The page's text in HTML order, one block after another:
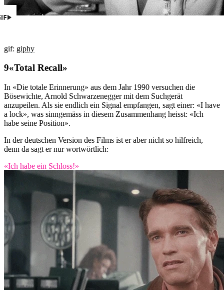
gif: giphy
«Total Recall»
In «Die totale Erinnerung» aus dem Jahr 1990 versuchen die
Bösewichte, Arnold Schwarzenegger mit dem Suchgerät
anzupeilen. Als sie endlich ein Signal empfangen, sagt einer: «I have
a lock», was sinngemäss in diesem Zusammenhang heisst: «Ich
habe seine Position».
In der deutschen Version des Films ist er aber nicht so hilfreich,
denn da sagt er nur wortwörtlich:
«Ich habe ein Schloss!»